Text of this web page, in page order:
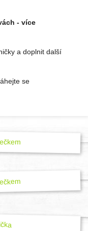
- více
a doplnit další
se